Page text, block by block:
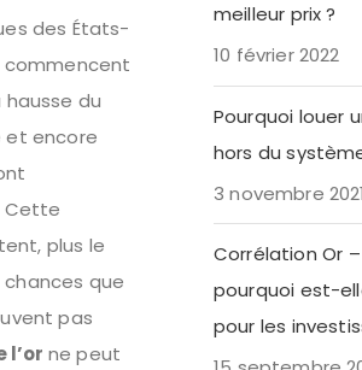
des États-
commencent
hausse du
et encore
Cette
plus le
que
pas
l’or ne peut
meilleur prix ?
10 février 2022
Pourquoi louer
hors du
3 novembre 2021
Corrélation Or
pourquoi est-
pour les